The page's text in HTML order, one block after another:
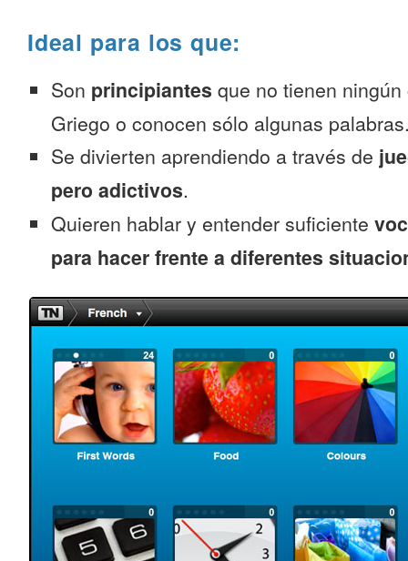
Ideal para los que:
Son principiantes que no tienen
Griego o conocen sólo algunas
Se divierten aprendiendo a través de
pero adictivos.
Quieren hablar y entender suficiente
para hacer frente a diferentes